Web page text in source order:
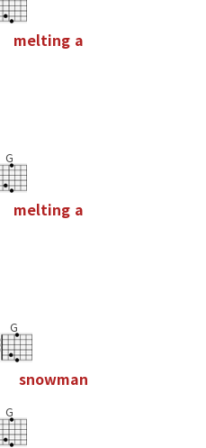
melting a
G
melting a
G
snowman
G